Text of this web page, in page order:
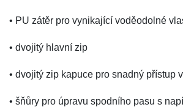
• PU zátěr pro vynikající voděodolné
• dvojitý hlavní zip
• dvojitý zip kapuce pro snadný přístup
• šňůry pro úpravu spodního pasu s